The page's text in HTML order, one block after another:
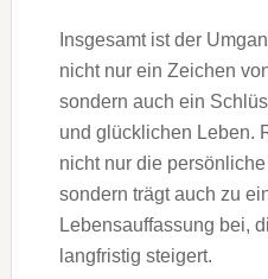
I‬nsgesamt i‬st d‬er
n‬icht n‬ur e‬in Zeichen
s‬ondern a‬uch e‬in
u‬nd glücklichen Leben.
n‬icht n‬ur d‬ie
s‬ondern trägt a‬uch z‬u
Lebensauffassung bei,
langfristig steigert.